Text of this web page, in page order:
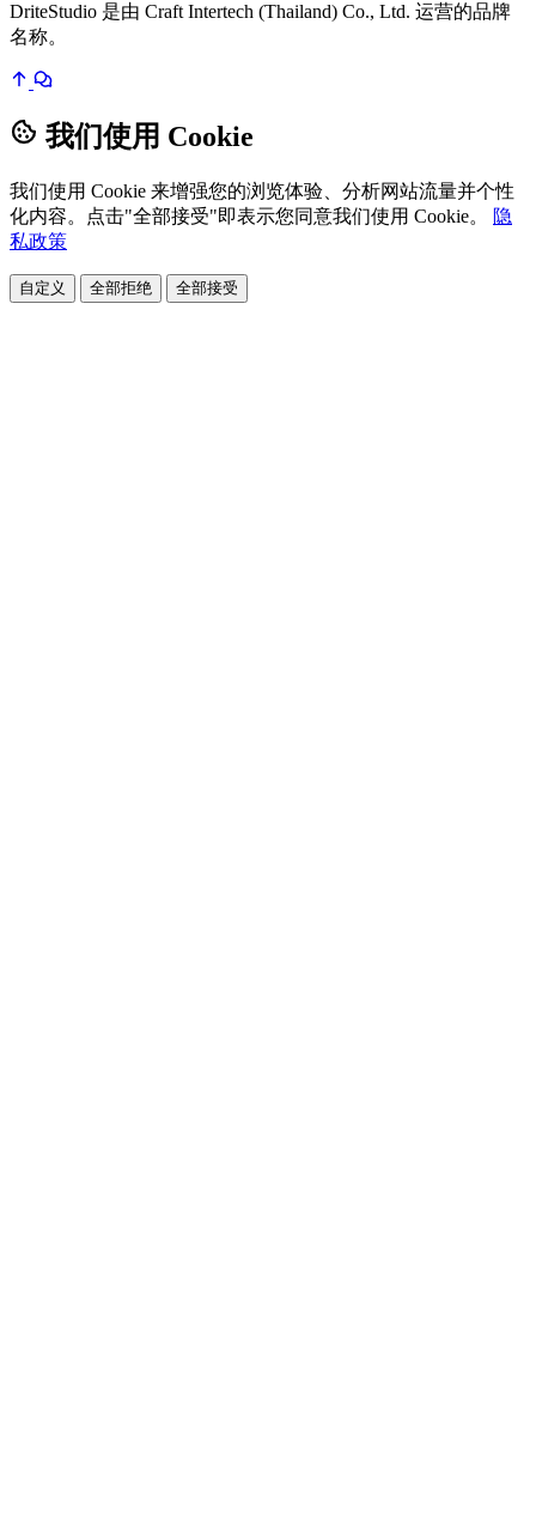
DriteStudio 是由 Craft Intertech (Thailand) Co., Ltd. 运营的品牌
名称。
我们使用 Cookie
我们使用 Cookie 来增强您的浏览体验、分析网站流量并个性
化内容。点击"全部接受"即表示您同意我们使用 Cookie。
隐
私政策
自定义 全部拒绝 全部接受